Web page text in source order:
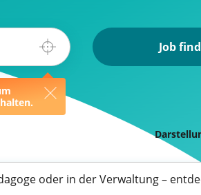
Job
oder in der Verwaltung –